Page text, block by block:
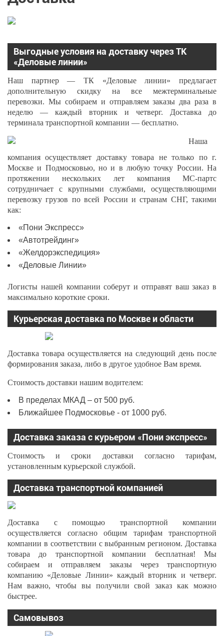
Выгодные условия на доставку через ТК
«Деловые линии»
Наш партнер — ТК «Деловые линии» предлагает
дополнительную скидку на все межтерминальные
перевозки. Мы собираем и отправляем заказы два раза в
неделю — каждый вторник и четверг. Доставка до
терминала транспортной компании — бесплатно.
Наша
компания осуществляет доставку товара не только по г.
Москве и Подмосковью, но и в любую точку России. На
протяжении нескольких лет компания МС-партс
сотрудничает с крупными службами, осуществляющими
перевозку грузов по всей России и странам СНГ, такими
как:
«Пони Экспресс»
«Автотрейдинг»
«Желдорэкспедиция»
«Деловые Линии»
Логисты нашей компании соберут и отправят ваш заказ в
максимально короткие сроки.
Курьерская доставка по Москве и области
Доставка товара осуществляется на следующий день после
формирования заказа, либо в другое удобное Вам время.
Стоимость доставки нашим водителем:
В пределах МКАД – от 500 руб.
Ближайшее Подмосковье - от 1000 руб.
Доставка заказа с курьером «Пони экспресс»
Стоимость и сроки доставки согласно тарифам,
установленным курьерской службой.
Доставка транспортной компанией
Доставка с помощью транспортной компании
осуществляется согласно общим тарифам транспортной
компании в соответствии с выбранным регионом. Доставка
товара до транспортной компании бесплатная! Мы
собираем и отправляем заказы через транспортную
компанию «Деловые Линии» каждый вторник и четверг.
Нам важно, чтобы вы получили свой заказ как можно
быстрее.
Самовывоз